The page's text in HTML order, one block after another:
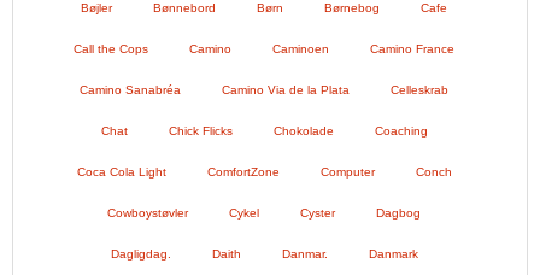
Bøjler Bønnebord Børn Børnebog Cafe
Call the Cops Camino Caminoen Camino France
Camino Sanabréa Camino Via de la Plata Celleskrab
Chat Chick Flicks Chokolade Coaching
Coca Cola Light ComfortZone Computer Conch
Cowboystøvler Cykel Cyster Dagbog
Dagligdag. Daith Danmar. Danmark